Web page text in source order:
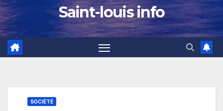
Saint-louis info
SOCIÉTÉ